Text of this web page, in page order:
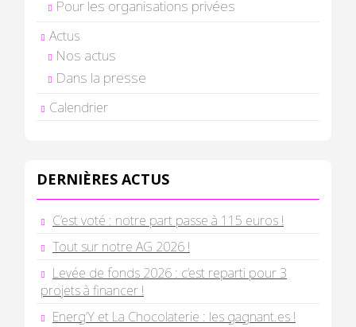
Pour les organisations privées
Actus
Nos actus
Dans la presse
Calendrier
DERNIÈRES ACTUS
C’est voté : notre part passe à 115 euros !
Tout sur notre AG 2026 !
Levée de fonds 2026 : c’est reparti pour 3
projets à financer !
Energ’Y et La Chocolaterie : les gagnant.es !